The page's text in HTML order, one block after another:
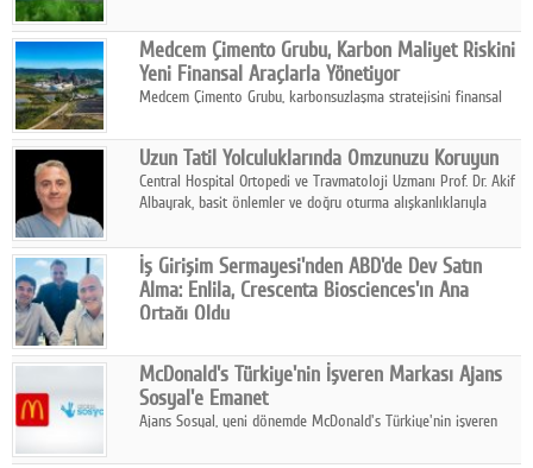
sahipliğinde gerçekleştirilecek.
Medcem Çimento Grubu, Karbon Maliyet Riskini
Yeni Finansal Araçlarla Yönetiyor
Medcem Çimento Grubu, karbonsuzlaşma stratejisini finansal
Uzun Tatil Yolculuklarında Omzunuzu Koruyun
Central Hospital Ortopedi ve Travmatoloji Uzmanı Prof. Dr. Akif
Albayrak, basit önlemler ve doğru oturma alışkanlıklarıyla
İş Girişim Sermayesi'nden ABD'de Dev Satın
Alma: Enlila, Crescenta Biosciences'ın Ana
Ortağı Oldu
stratejisini uluslararası ölçeğe taşıyan satın alma hamlesini
tamamladı.
McDonald's Türkiye'nin İşveren Markası Ajans
Sosyal'e Emanet
Ajans Sosyal, yeni dönemde McDonald's Türkiye'nin işveren